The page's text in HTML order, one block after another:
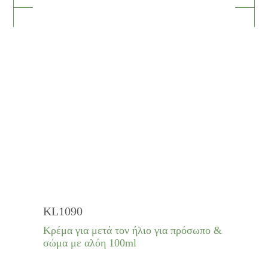
KL1090
Κρέμα για μετά τον ήλιο για πρόσωπο &
σώμα με αλόη 100ml